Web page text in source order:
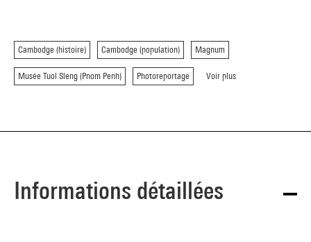
Cambodge (histoire) Cambodge (population) Magnum
Musée Tuol Sleng (Pnom Penh) Photoreportage Voir plus
Informations détaillées